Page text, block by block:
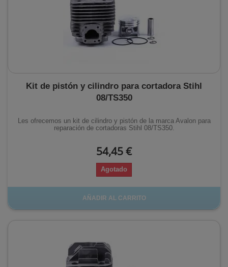
Kit de pistón y cilindro para cortadora Stihl
08/TS350
Les ofrecemos un kit de cilindro y pistón de la marca Avalon para
reparación de cortadoras Stihl 08/TS350.
54,45 €
Agotado
AÑADIR AL CARRITO